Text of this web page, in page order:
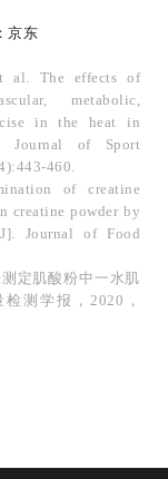
京东
al. The effects of
metabolic,
in the heat in
Journal of Sport
460.
of creatine
creatine powder by
Journal of Food
定肌酸粉中一水肌
测学报，2020，